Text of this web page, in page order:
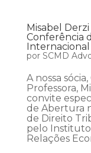
Misabel
Conferência
por SCMD
A nossa
Professora,
convite
de Abertura
de Direito
pelo
Relações